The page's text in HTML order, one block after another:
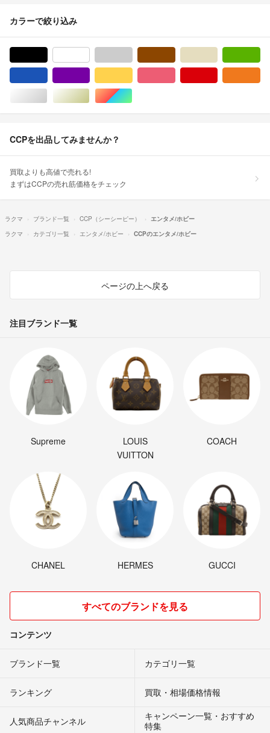
カラーで絞り込み
シルバー/銀色系ゴールド/金色系マルチカラー
CCPを出品してみませんか？
買取よりも高値で売れる!
まずはCCPの売れ筋価格をチェック
ラクマ ブランド一覧 CCP（シーシーピー）
エンタメ/ホビー
ラクマ
カテゴリ一覧 エンタメ/ホビー CCPのエンタメ/ホビー
ページの上へ戻る
注目ブランド一覧
Supreme
LOUIS
VUITTON
COACH
CHANEL HERMES GUCCI
すべてのブランドを見る
コンテンツ
ブランド一覧 カテゴリ一覧
ランキング 買取・相場価格情報
人気商品チャンネル
キャンペーン一覧・おすすめ
特集